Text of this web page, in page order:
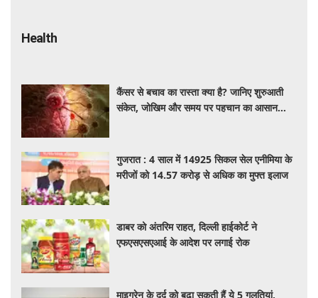
Health
कैंसर से बचाव का रास्ता क्या है? जानिए शुरुआती
संकेत, जोखिम और समय पर पहचान का आसान
गुजरात : 4 साल में 14925 सिकल सेल एनीमिया के
मरीजों को 14.57 करोड़ से अधिक का मुफ्त इलाज
डाबर को अंतरिम राहत, दिल्ली हाईकोर्ट ने
एफएसएसएआई के आदेश पर लगाई रोक
माइग्रेन के दर्द को बढ़ा सकती हैं ये 5 गलतियां,